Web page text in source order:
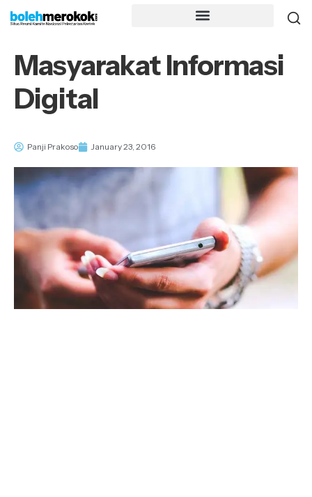
Masyarakat Informasi
Digital
Panji Prakoso January 23, 2016